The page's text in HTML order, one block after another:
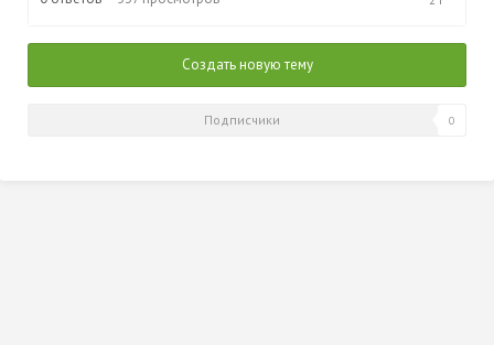
Создать новую тему
Подписчики 0